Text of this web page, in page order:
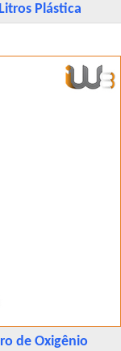
Plástica
de Oxigênio